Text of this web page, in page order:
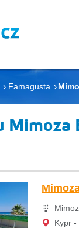
Famagusta
Kypr -